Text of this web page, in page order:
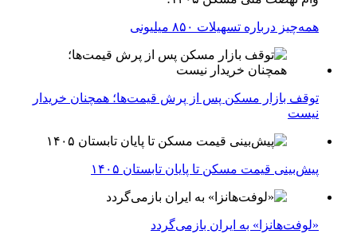
همه‌چیز درباره تسهیلات ۸۵۰ میلیونی
توقف بازار مسکن پس از پرش قیمت‌ها؛ همچنان خریدار
نیست
پیش‌بینی قیمت مسکن تا پایان تابستان ۱۴۰۵
«لوفت‌هانزا» به ایران بازمی‌گردد